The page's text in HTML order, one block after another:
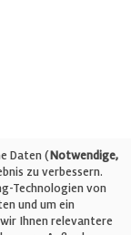
Daten (Notwendige,
zu verbessern.
Technologien von
und um ein
Ihnen relevantere